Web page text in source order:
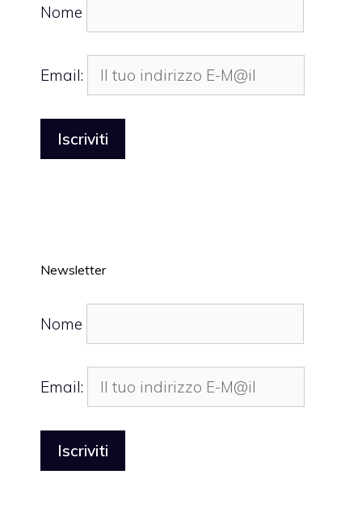
Nome
Email:
Newsletter
Nome
Email: